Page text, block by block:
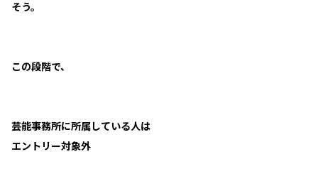
そう。
この段階で、
芸能事務所に所属している人は
エントリー対象外